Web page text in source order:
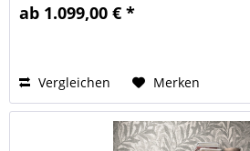
ab 1.099,00 € *
Vergleichen Merken